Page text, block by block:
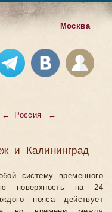
Москва
← Россия
←
и Калининград
систему временного
поверхность на 24
пояса действует